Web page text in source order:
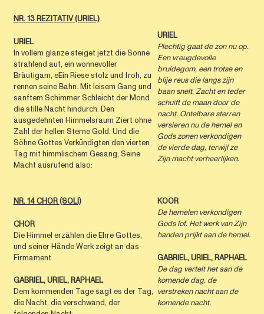
NR. 13 REZITATIV (URIEL)
URIEL
In vollem glanze steiget jetzt die Sonne
strahlend auf, ein wonnevoller
Bräutigam, eEin Riese stolz und froh, zu
rennen seine Bahn. Mit leisem Gang und
sanftem Schimmer Schleicht der Mond
die stille Nacht hindurch. Den
ausgedehnten Himmelsraum Ziert ohne
Zahl der hellen Sterne Gold. Und die
Söhne Gottes Verkündigten den vierten
Tag mit himmlischem Gesang, Seine
Macht ausrufend also:
URIEL
Plechtig gaat de zon nu op.
Een vreugdevolle
bruidegom, een trotse en
blije reus die langs zijn
baan snelt. Zacht en teder
schuift de maan door de
nacht. Ontelbare sterren
versieren nu de hemel en
Gods zonen verkondigen
de vierde dag, terwijl ze
Zijn macht verheerlijken.
NR. 14 CHOR (SOLI)
CHOR
Die Himmel erzählen die Ehre Gottes,
und seiner Hände Werk zeigt an das
Firmament.
GABRIEL, URIEL, RAPHAEL
Dem kommenden Tage sagt es der Tag,
die Nacht, die verschwand, der
KOOR
De hemelen verkondigen
Gods lof. Het werk van Zijn
handen prijkt aan de hemel.
GABRIEL, URIEL, RAPHAEL
De dag vertelt het aan de
komende dag, de
verstreken nacht aan de
komende nacht.